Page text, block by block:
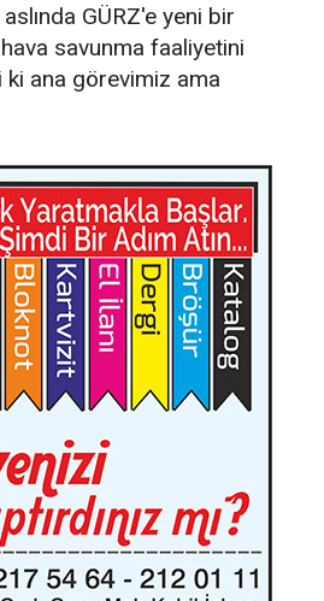
GÜRZ'e yeni bir
savunma faaliyetini
ana görevimiz ama